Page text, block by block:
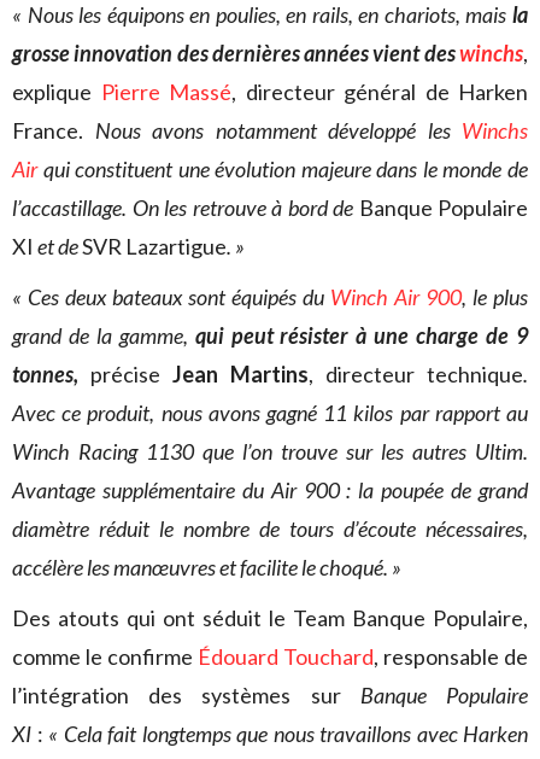
« Nous les équipons en poulies, en rails, en chariots, mais la
grosse innovation des dernières années vient deswinchs,
explique Pierre Massé, directeur général de Harken
France. Nous avons notamment développé les Winchs
Airqui constituent une évolution majeure dans le monde de
l’accastillage. On les retrouve à bord de Banque Populaire
XI et deSVR Lazartigue. »
« Ces deux bateaux sont équipés du Winch Air 900, le plus
grand de la gamme, qui peut résister à une charge de 9
tonnes, précise Jean Martins, directeur technique.
Avec ce produit, nous avons gagné 11 kilos par rapport au
Winch Racing 1130 que l’on trouve sur les autres Ultim.
Avantage supplémentaire du Air 900 : la poupée de grand
diamètre réduit le nombre de tours d’écoute nécessaires,
accélère les manœuvres et facilite le choqué. »
Des atouts qui ont séduit le Team Banque Populaire,
comme le confirme Édouard Touchard, responsable de
l’intégration des systèmes sur Banque Populaire
XI : « Cela fait longtemps que nous travaillons avec Harken